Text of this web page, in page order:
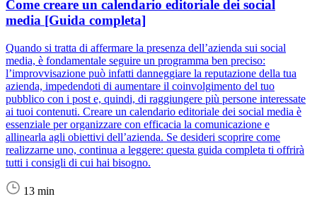
Come creare un calendario editoriale dei social
media [Guida completa]
Quando si tratta di affermare la presenza dell’azienda sui social
media, è fondamentale seguire un programma ben preciso:
l’improvvisazione può infatti danneggiare la reputazione della tua
azienda, impedendoti di aumentare il coinvolgimento del tuo
pubblico con i post e, quindi, di raggiungere più persone interessate
ai tuoi contenuti. Creare un calendario editoriale dei social media è
essenziale per organizzare con efficacia la comunicazione e
allinearla agli obiettivi dell’azienda. Se desideri scoprire come
realizzarne uno, continua a leggere: questa guida completa ti offrirà
tutti i consigli di cui hai bisogno.
13 min